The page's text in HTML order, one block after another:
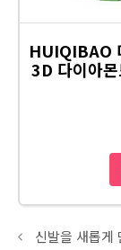
HUIQIBAO
3D 다이아
신발을 새롭게